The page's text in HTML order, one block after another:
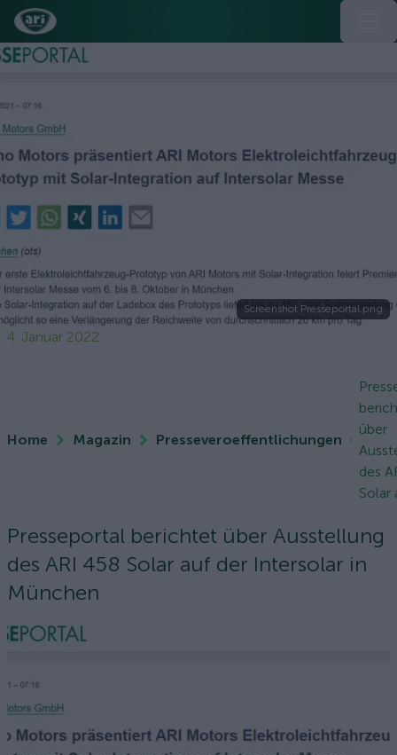
Screenshot Presseportal.png
4. Januar 2022
Home Magazin Presseveroeffentlichungen
über
des
Solar
Presseportal berichtet über Ausstellung
des ARI 458 Solar auf der Intersolar in
München